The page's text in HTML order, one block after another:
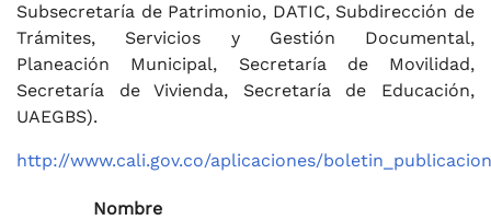
Subsecretaría de Patrimonio, DATIC, Subdirección de
Trámites, Servicios y Gestión Documental,
Planeación Municipal, Secretaría de Movilidad,
Secretaría de Vivienda, Secretaría de Educación,
UAEGBS).
http://www.cali.gov.co/aplicaciones/
Nombre